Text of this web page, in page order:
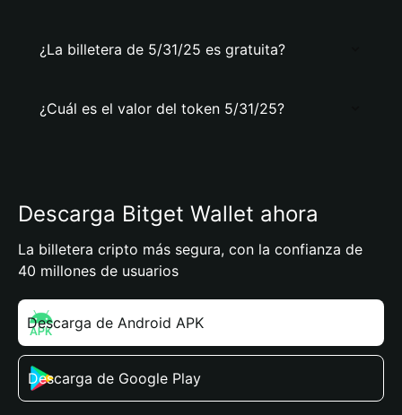
¿La billetera de 5/31/25 es gratuita?
¿Cuál es el valor del token 5/31/25?
Descarga Bitget Wallet ahora
La billetera cripto más segura, con la confianza de
40 millones de usuarios
Descarga de Android APK
Descarga de Google Play